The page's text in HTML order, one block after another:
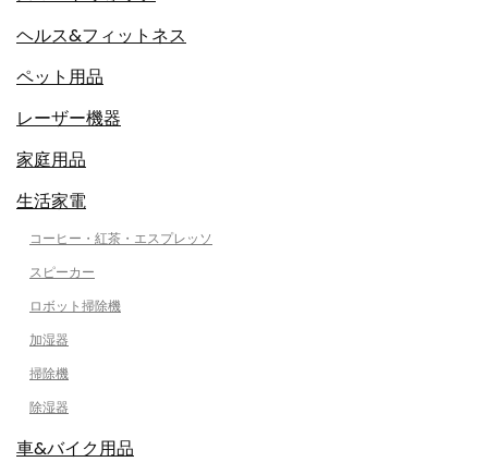
ヘルス&フィットネス
ペット用品
レーザー機器
家庭用品
生活家電
コーヒー・紅茶・エスプレッソ
スピーカー
ロボット掃除機
加湿器
掃除機
除湿器
車&バイク用品